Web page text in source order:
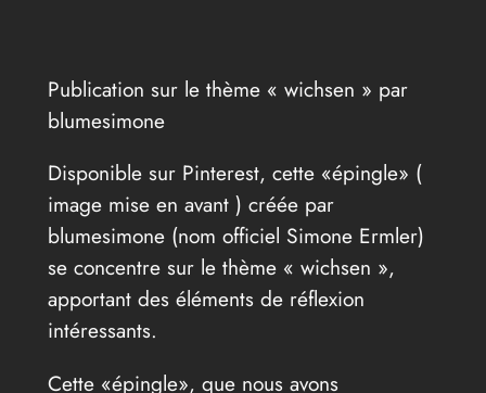
Publication sur le thème « wichsen » par
blumesimone
Disponible sur Pinterest, cette «épingle» (
image mise en avant ) créée par
blumesimone (nom officiel Simone Ermler)
se concentre sur le thème « wichsen »,
apportant des éléments de réflexion
intéressants.
Cette «épingle», que nous avons